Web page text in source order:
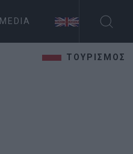
MEDIA
ΤΟΥΡΙΣΜΟΣ